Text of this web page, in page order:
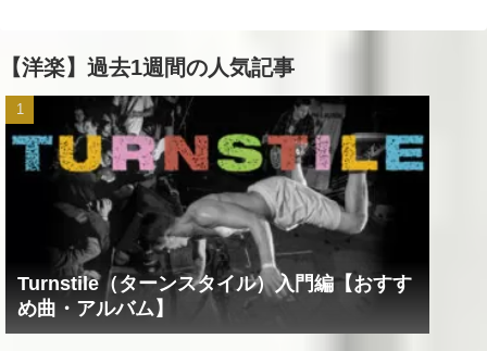
【洋楽】過去1週間の人気記事
Turnstile（ターンスタイル）入門編【おすす
め曲・アルバム】